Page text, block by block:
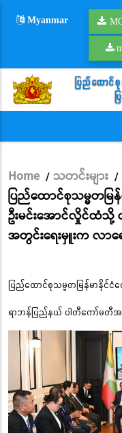
Myanmar
Breadcrumb
Home / သတင်းများ /
ပြည်ထောင်စုသမ္မတမ
ဦးမင်းအောင်လှိုင်ထံ
အတွင်းရေးမှူးက လာ
ပြည်ထောင်စုသမ္မတမြန်မာနိုင်
ရာဘန်ပြည်နယ် ပါတီကော်မတီအ